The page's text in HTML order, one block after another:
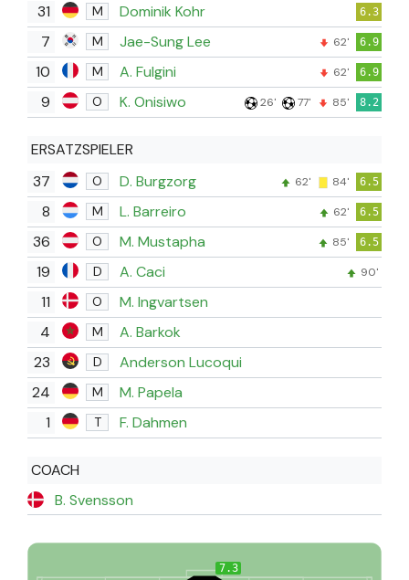
31 M Dominik Kohr 6.3
7 M Jae-Sung Lee 62' 6.9
10 M A. Fulgini 62' 6.9
9 O K. Onisiwo 26' 77' 85' 8.2
ERSATZSPIELER
37
O D. Burgzorg 62' 84' 6.5
8 M L. Barreiro 62' 6.5
36 O M. Mustapha 85' 6.5
19 D A. Caci 90'
11 O
M. Ingvartsen
4
M
A. Barkok
23
D
Anderson Lucoqui
24
M
M. Papela
1
T F. Dahmen
COACH
B. Svensson
7.3